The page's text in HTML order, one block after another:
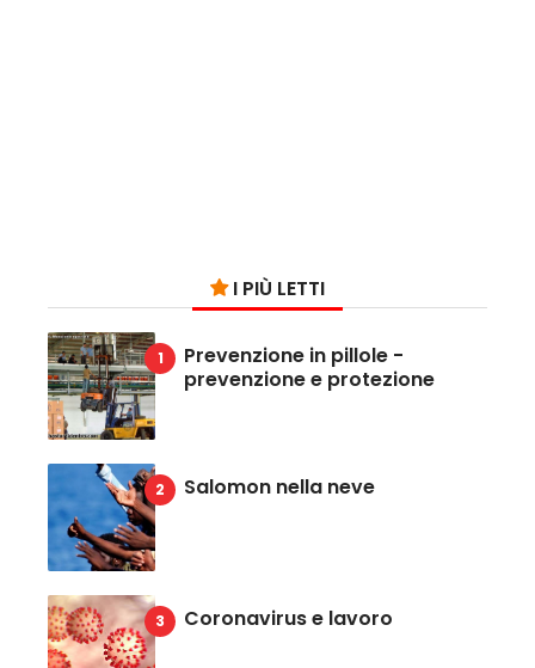
I PIÙ LETTI
Prevenzione in pillole -
prevenzione e protezione
Salomon nella neve
Coronavirus e lavoro